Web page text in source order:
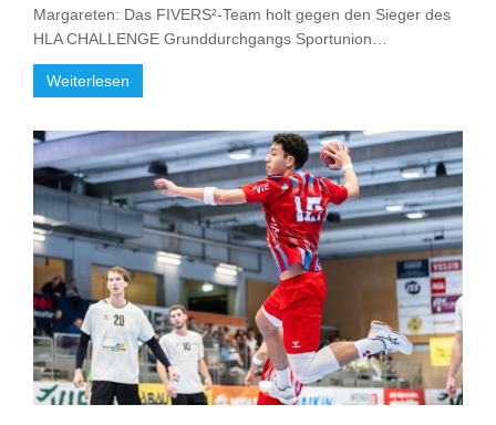
Margareten: Das FIVERS²-Team holt gegen den Sieger des
HLA CHALLENGE Grunddurchgangs Sportunion…
Weiterlesen